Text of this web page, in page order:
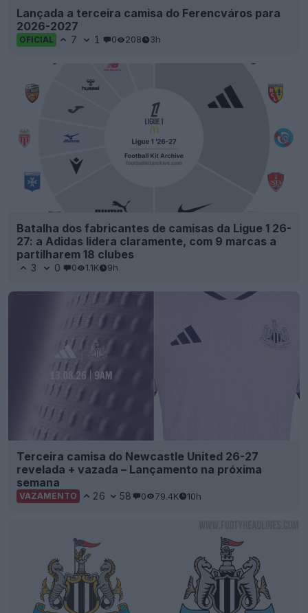
Lançada a terceira camisa do Ferencváros para
2026-2027
OFICIAL 7 1 0 208 3h
Batalha dos fabricantes de camisas da Ligue 1 26-
27: a Adidas lidera claramente, com 9 marcas a
partilharem 18 clubes
3 0 0 1.1K 9h
Terceira camisa do Newcastle United 26-27
revelada + vazada – Lançamento na próxima
semana
VAZAMENTO 26 58 0 79.4K 10h